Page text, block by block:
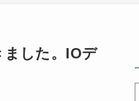
ました。IOデ